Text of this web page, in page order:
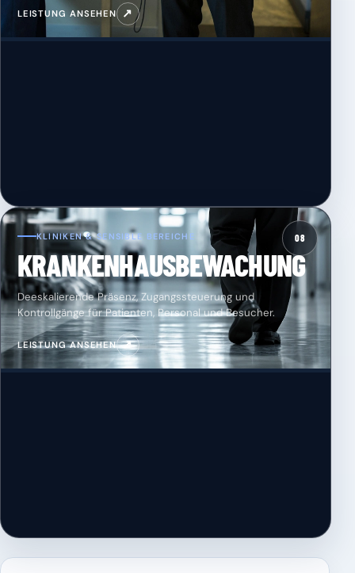
LEISTUNG ANSEHEN ↗
08
KLINIKEN & SENSIBLE BEREICHE
KRANKENHAUSBEWACHUNG
Deeskalierende Präsenz, Zugangssteuerung und
Kontrollgänge für Patienten, Personal und Besucher.
LEISTUNG ANSEHEN ↗